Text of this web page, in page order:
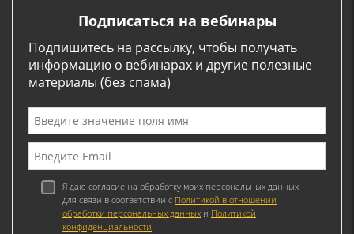
Подписаться на вебинары
Подпишитесь на рассылку, чтобы получать
информацию о вебинарах и другие полезные
материалы (без спама)
Я даю согласие на обработку моих персональных данных
для связи в соответствии с Политикой в отношении
обработки персональных данных и Политикой
конфиденциальности